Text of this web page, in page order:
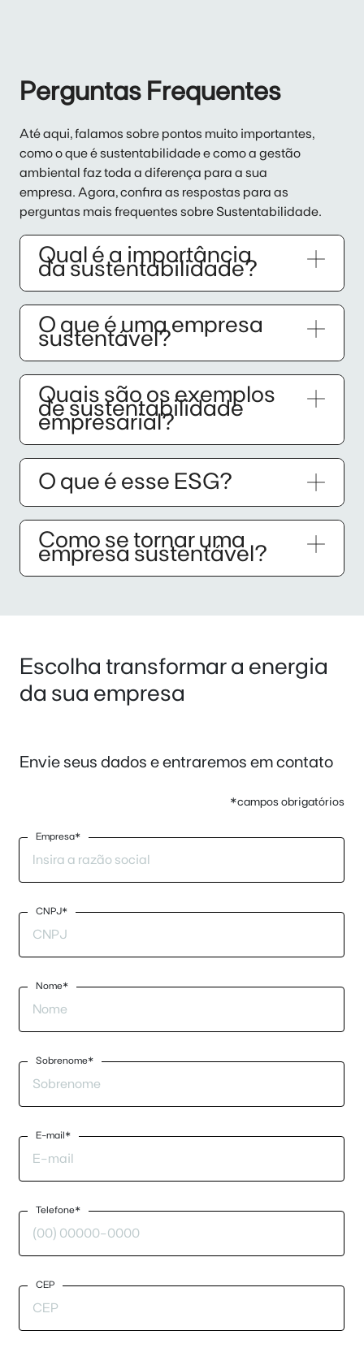
Perguntas Frequentes
Até aqui, falamos sobre pontos muito importantes,
como o que é sustentabilidade e como a gestão
ambiental faz toda a diferença para a sua
empresa. Agora, confira as respostas para as
perguntas mais frequentes sobre Sustentabilidade.
Qual é a importância
da sustentabilidade?
O que é uma empresa
sustentável?
Quais são os exemplos
de sustentabilidade
empresarial?
O que é esse ESG?
Como se tornar uma
empresa sustentável?
Escolha transformar a energia
da sua empresa
Envie seus dados e entraremos em contato
*campos obrigatórios
Empresa*
CNPJ*
Nome*
Sobrenome*
E-mail*
Telefone*
CEP